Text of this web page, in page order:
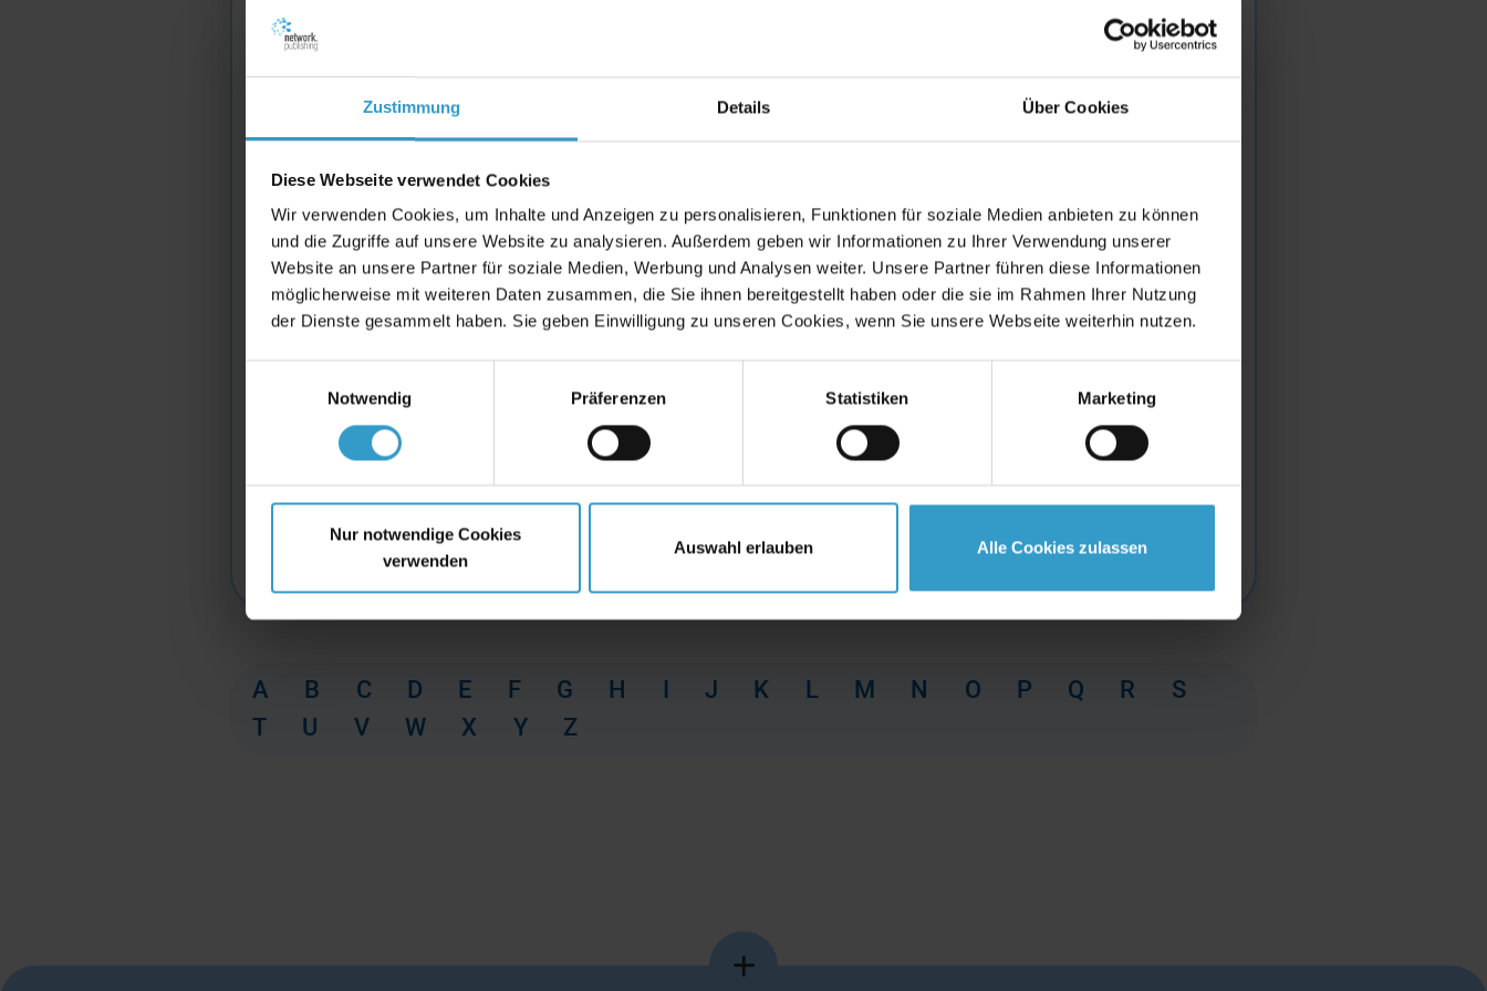
Zustimmung Details Über Cookies
Diese Webseite verwendet Cookies
Wir verwenden Cookies, um Inhalte und Anzeigen zu personalisieren, Funktionen für soziale Medien anbieten zu können
und die Zugriffe auf unsere Website zu analysieren. Außerdem geben wir Informationen zu Ihrer Verwendung unserer
Website an unsere Partner für soziale Medien, Werbung und Analysen weiter. Unsere Partner führen diese Informationen
möglicherweise mit weiteren Daten zusammen, die Sie ihnen bereitgestellt haben oder die sie im Rahmen Ihrer Nutzung
der Dienste gesammelt haben. Sie geben Einwilligung zu unseren Cookies, wenn Sie unsere Webseite weiterhin nutzen.
Notwendig
Präferenzen Statistiken Marketing
Nur notwendige Cookies
verwenden
Auswahl erlauben Alle Cookies zulassen
Datenformat zur strukturierten Darstellung von
Informationen. XML wird häufig für SEO-
relevante Dateien wie
feed.xmleingesetzt, die Suchmaschinen beim
Indexieren von Inhalten unterstützen. TYPO3
kann automatisch XML-Sitemaps generieren,
um die Sichtbarkeit in Suchmaschinen zu
erhöhen.
A B C D E F G H I J K L M N O P Q R
S
T
U V W X Y Z